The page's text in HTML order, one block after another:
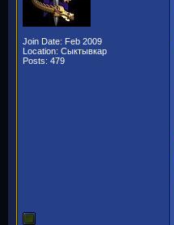
Join Date: Feb 2009
Location: Сыктывкар
Posts: 479